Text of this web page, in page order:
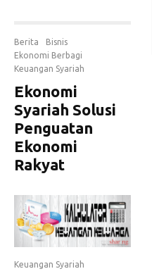
Berita
Bisnis
Ekonomi Berbagi
Keuangan Syariah
Ekonomi
Syariah Solusi
Penguatan
Ekonomi
Rakyat
Keuangan Syariah